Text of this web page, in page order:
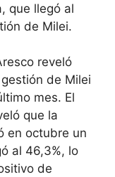
que llegó al
de Milei.
reveló
de Milei
mes. El
que la
en octubre un
al 46,3%, lo
de